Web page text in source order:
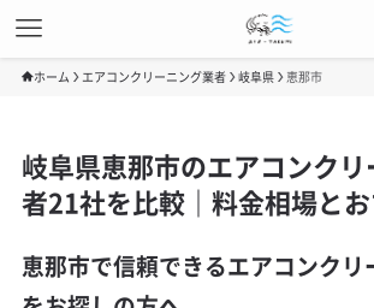
ホーム エアコンクリーニング業者 岐阜県 恵那市
岐阜県恵那市のエアコンク
者21社を比較｜料金相場と
恵那市で信頼できるエアコンクリ